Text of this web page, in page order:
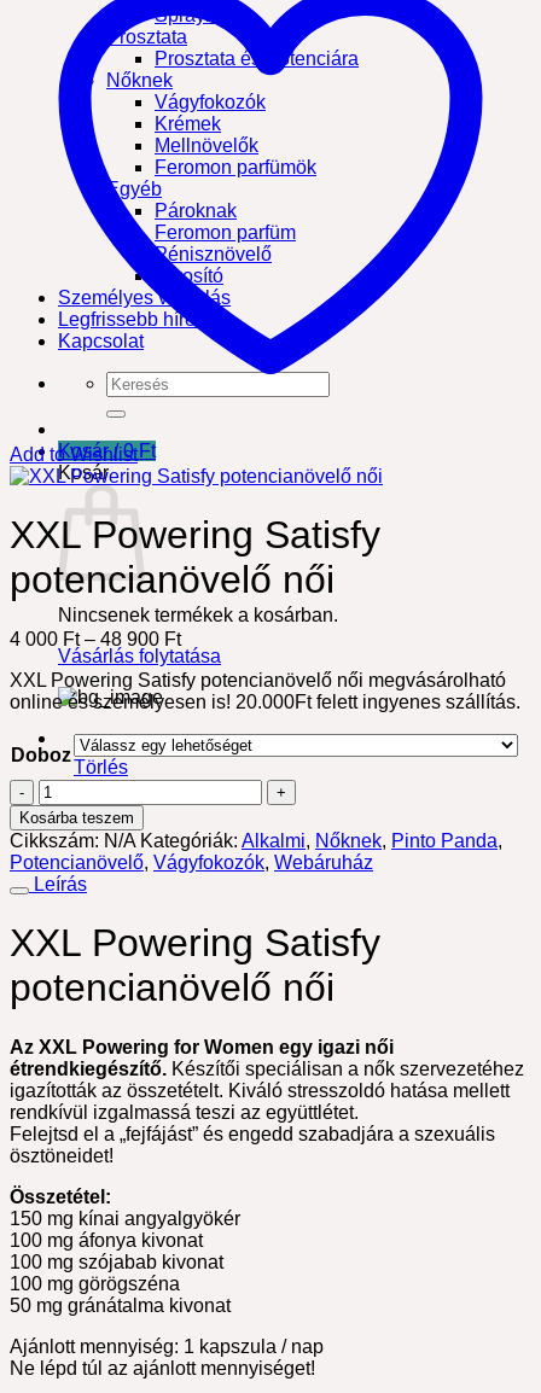
Sprayk
Prosztata
Prosztata és Potenciára
Nőknek
Vágyfokozók
Krémek
Mellnövelők
Feromon parfümök
Egyéb
Pároknak
Feromon parfüm
Pénisznövelő
Síkosító
Személyes vásárlás
Legfrissebb hírek
Kapcsolat
Keresés
a
következőre:
Kosár /0Ft
Kosár
Nincsenek termékek a kosárban.
Vásárlás folytatása
Add to Wishlist
XXL Powering Satisfy
potencianövelő női
4 000 Ft – 48 900 FtÁrtartomány:
4
000 Ft
-
900 Ft
XXL Powering Satisfy potencianövelő női megvásárolható
online és személyesen is! 20.000Ft felett ingyenes szállítás.
Doboz
Törlés
XXL
Powering
Satisfy
potencianövelő
női
mennyiség
Kosárba teszem
Cikkszám: N/A Kategóriák: Alkalmi, Nőknek, Pinto Panda,
Potencianövelő, Vágyfokozók, Webáruház
Leírás
XXL Powering Satisfy
potencianövelő női
Az XXL Powering for Women egy igazi női
étrendkiegészítő. Készítői speciálisan a nők szervezetéhez
igazították az összetételt. Kiváló stresszoldó hatása mellett
rendkívül izgalmassá teszi az együttlétet.
Felejtsd el a „fejfájást” és engedd szabadjára a szexuális
ösztöneidet!
Összetétel:
150 mg kínai angyalgyökér
100 mg áfonya kivonat
100 mg szójabab kivonat
100 mg görögszéna
50 mg gránátalma kivonat
Ajánlott mennyiség: 1 kapszula / nap
Ne lépd túl az ajánlott mennyiséget!